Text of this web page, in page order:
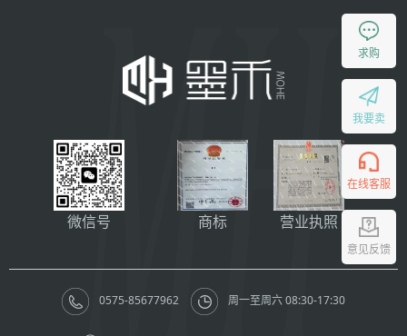
求购
我要卖
在线客服
意见反馈
0575-85677962 周一至周六 08:30-17:30
微信号 商标 营业执照